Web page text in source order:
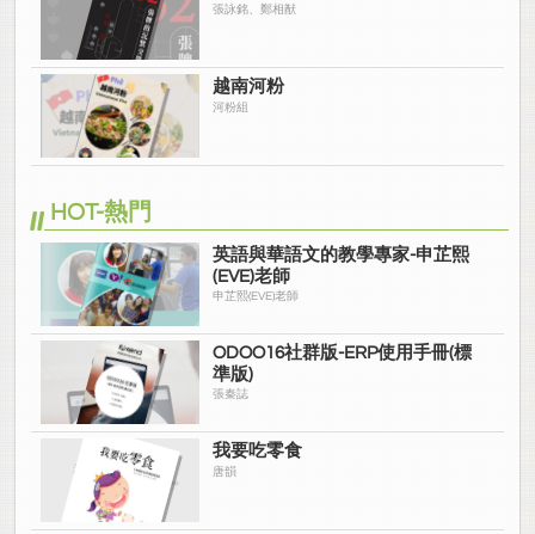
張詠銘、鄭相猷
越南河粉
河粉組
HOT-熱門
英語與華語文的教學專家-申芷熙
(EVE)老師
申芷熙(EVE)老師
ODOO16社群版-ERP使用手冊(標
準版)
張秦誌
我要吃零食
唐韻